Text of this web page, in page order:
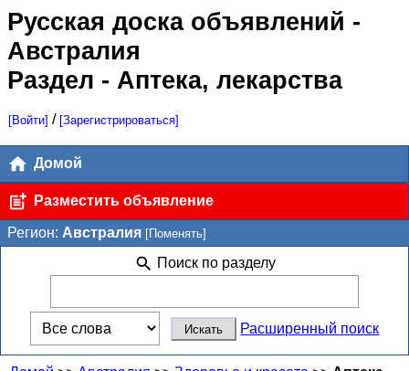
Русская доска объявлений -
Австралия
Раздел - Аптека, лекарства
[Войти] / [Зарегистрироваться]
Домой
Разместить объявление
Регион: Австралия [Поменять]
Поиск по разделу
Расширенный поиск